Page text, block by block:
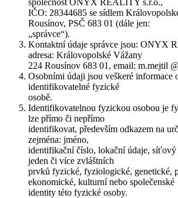
IČO: 28344685 se sídlem
Rousínov, PSČ 683 01 (dále jen:
„správce“).
Kontaktní údaje správce jsou: ONYX
adresa: Královopolské Vážany
224 Rousínov 683 01, email: m.mejtil
Osobními údaji jsou veškeré informace
identifikovatelné fyzické
osobě.
Identifikovatelnou fyzickou osobou je
lze přímo či nepřímo
identifikovat, především odkazem na
zejména: jméno,
identifikační číslo, lokační údaje, síťový
jeden či více zvláštních
prvků fyzické, fyziologické, genetické,
ekonomické, kulturní nebo společenské
identity této fyzické osoby.